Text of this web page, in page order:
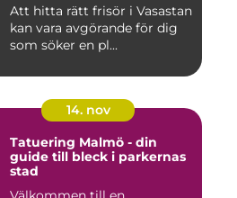
Att hitta rätt frisör i Vasastan
kan vara avgörande för dig
som söker en pl...
14. nov
Tatuering Malmö - din
guide till bleck i parkernas
stad